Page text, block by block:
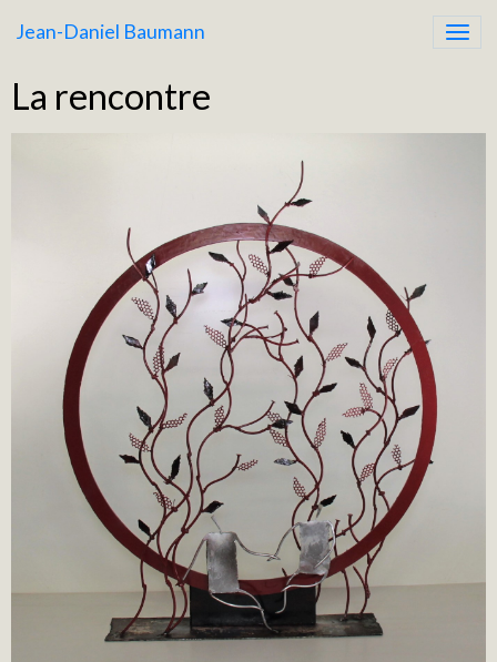
Jean-Daniel Baumann
La rencontre